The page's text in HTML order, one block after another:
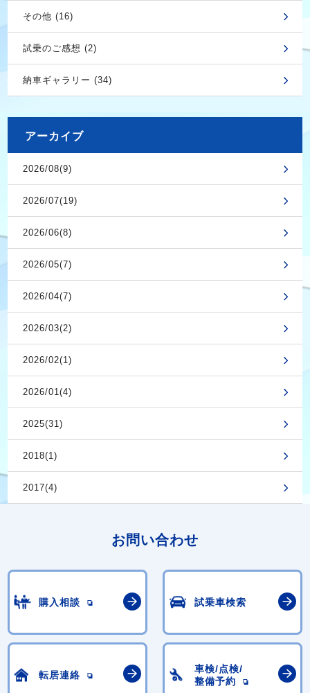
その他 (16)
試乗のご感想 (2)
納車ギャラリー (34)
アーカイブ
2026/08(9)
2026/07(19)
2026/06(8)
2026/05(7)
2026/04(7)
2026/03(2)
2026/02(1)
2026/01(4)
2025(31)
2018(1)
2017(4)
お問い合わせ
購入相談 試乗車検索
転居連絡
車検/点検/
整備予約